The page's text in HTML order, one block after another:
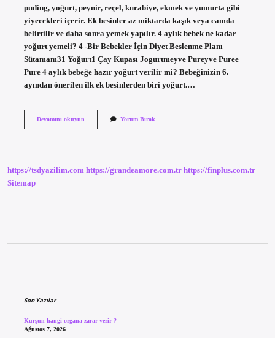
puding, yoğurt, peynir, reçel, kurabiye, ekmek ve yumurta gibi
yiyecekleri içerir. Ek besinler az miktarda kaşık veya camda
belirtilir ve daha sonra yemek yapılır. 4 aylık bebek ne kadar
yoğurt yemeli? 4 -Bir Bebekler İçin Diyet Beslenme Planı
Sütamam31 Yoğurt1 Çay Kupası Jogurtmeyve Pureyve Puree
Pure 4 aylık bebeğe hazır yoğurt verilir mi? Bebeğinizin 6.
ayından önerilen ilk ek besinlerden biri yoğurt.…
Devamını okuyun4
Yorum Bırak
https://tsdyazilim.com https://grandeamore.com.tr https://finplus.com.tr
Sitemap
Son Yazılar
Kurşun hangi organa zarar verir ?
Ağustos 7, 2026